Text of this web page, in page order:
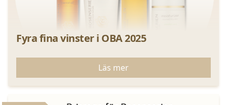
Fyra fina vinster i OBA 2025
Läs mer